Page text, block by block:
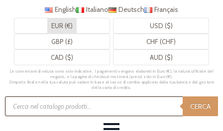
English Italiano Deutsch Français
EUR (€)
USD ($)
GBP (£)
CHF (CHF)
CAD ($)
AUD ($)
Le conversioni di valuta sono solo indicative. I pagamenti vengono elaborati in Euro (€), la valuta ufficiale del
negozio, e la pagina di checkout mostrerà i prezzi solo in Euro (€).
L’importo finale nella tua valuta può variare in base al tasso di cambio applicato dalla tua banca o dal gestore
della carta di credito.
Ricerca
prodotti CERCA